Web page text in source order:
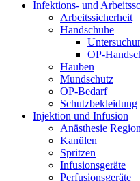
Infektions- und
Arbeitssicherheit
Handschuhe
OP-
Hauben
Mundschutz
OP-Bedarf
Schutzbekleidung
Injektion und Infusion
Anästhesie
Kanülen
Spritzen
Infusionsgeräte
Perfusionsgeräte